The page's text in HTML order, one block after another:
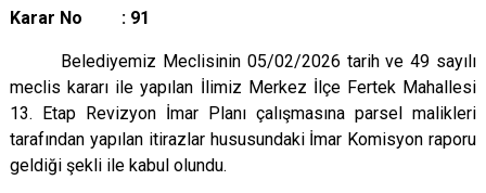
Karar No : 91
Belediyemiz Meclisinin 05/02/2026 tarih ve 49 sayılı
meclis kararı ile yapılan İlimiz Merkez İlçe Fertek Mahallesi
13. Etap Revizyon İmar Planı çalışmasına parsel malikleri
tarafından yapılan itirazlar hususundaki İmar Komisyon raporu
geldiği şekli ile kabul olundu.